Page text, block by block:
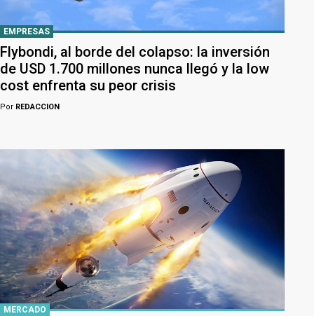
EMPRESAS
Flybondi, al borde del colapso: la inversión
de USD 1.700 millones nunca llegó y la low
cost enfrenta su peor crisis
Por REDACCION
MERCADO